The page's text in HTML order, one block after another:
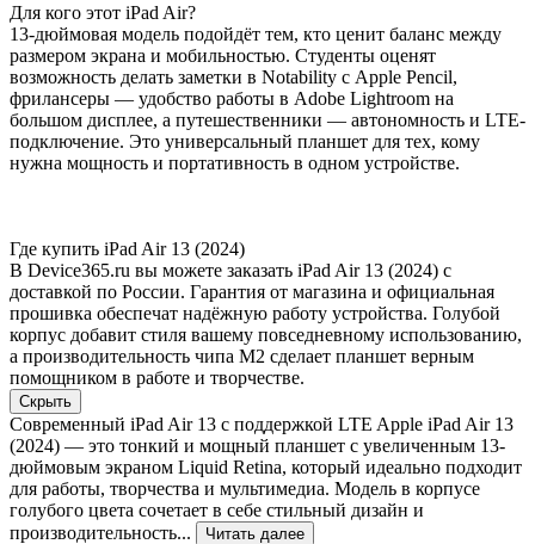
Для кого этот iPad Air?
13-дюймовая модель подойдёт тем, кто ценит баланс между
размером экрана и мобильностью. Студенты оценят
возможность делать заметки в Notability с Apple Pencil,
фрилансеры — удобство работы в Adobe Lightroom на
большом дисплее, а путешественники — автономность и LTE-
подключение. Это универсальный планшет для тех, кому
нужна мощность и портативность в одном устройстве.
Где купить iPad Air 13 (2024)
В Device365.ru вы можете заказать iPad Air 13 (2024) с
доставкой по России. Гарантия от магазина и официальная
прошивка обеспечат надёжную работу устройства. Голубой
корпус добавит стиля вашему повседневному использованию,
а производительность чипа M2 сделает планшет верным
помощником в работе и творчестве.
Скрыть
Современный iPad Air 13 с поддержкой LTE Apple iPad Air 13
(2024) — это тонкий и мощный планшет с увеличенным 13-
дюймовым экраном Liquid Retina, который идеально подходит
для работы, творчества и мультимедиа. Модель в корпусе
голубого цвета сочетает в себе стильный дизайн и
производительность...
Читать далее